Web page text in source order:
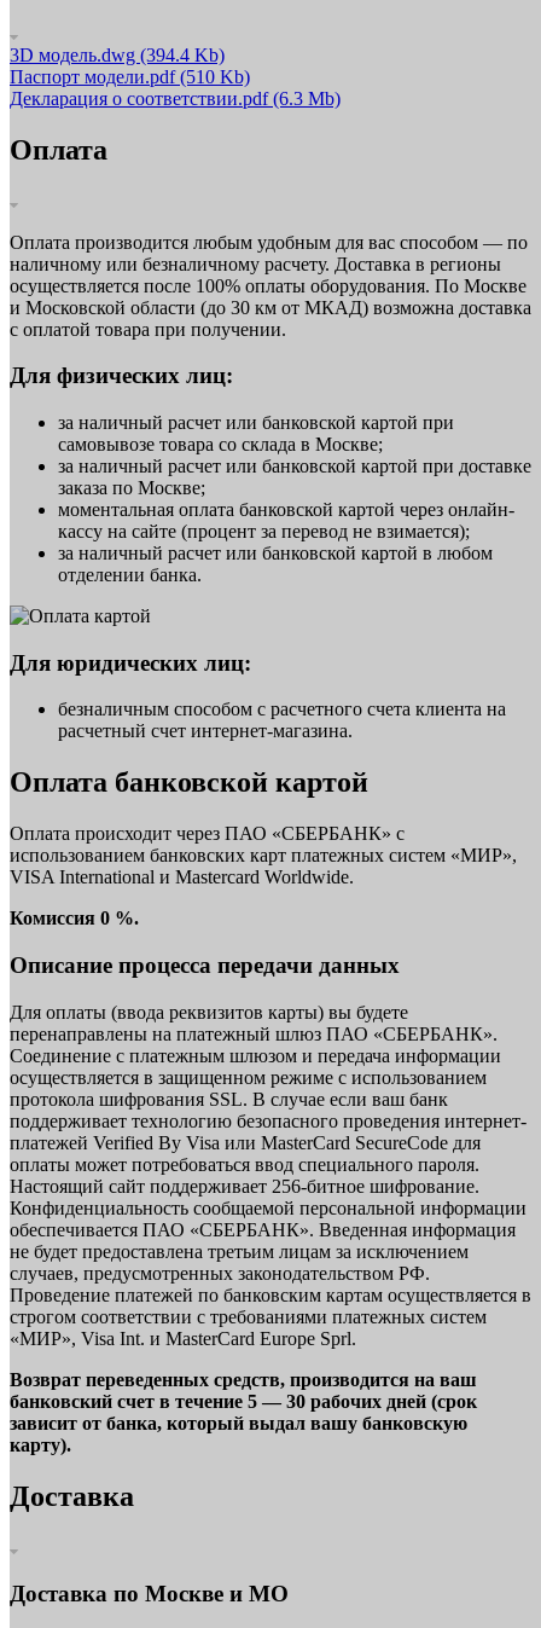
3D модель.dwg (394.4 Kb)
Паспорт модели.pdf(510 Kb)
Декларация о соответствии.pdf(6.3 Mb)
Оплата
Оплата производится любым удобным для вас способом — по
наличному или безналичному расчету. Доставка в регионы
осуществляется после 100% оплаты оборудования. По Москве
и Московской области (до 30 км от МКАД) возможна доставка
с оплатой товара при получении.
Для физических лиц:
за наличный расчет или банковской картой при
самовывозе товара со склада в Москве;
за наличный расчет или банковской картой при доставке
заказа по Москве;
моментальная оплата банковской картой через онлайн-
кассу на сайте (процент за перевод не взимается);
за наличный расчет или банковской картой в любом
отделении банка.
Для юридических лиц:
безналичным способом с расчетного счета клиента на
расчетный счет интернет-магазина.
Оплата банковской картой
Оплата происходит через ПАО «СБЕРБАНК» с
использованием банковских карт платежных систем «МИР»,
VISA International и Mastercard Worldwide.
Комиссия 0 %.
Описание процесса передачи данных
Для оплаты (ввода реквизитов карты) вы будете
перенаправлены на платежный шлюз ПАО «СБЕРБАНК».
Соединение с платежным шлюзом и передача информации
осуществляется в защищенном режиме с использованием
протокола шифрования SSL. В случае если ваш банк
поддерживает технологию безопасного проведения интернет-
платежей Verified By Visa или MasterCard SecureCode для
оплаты может потребоваться ввод специального пароля.
Настоящий сайт поддерживает 256-битное шифрование.
Конфиденциальность сообщаемой персональной информации
обеспечивается ПАО «СБЕРБАНК». Введенная информация
не будет предоставлена третьим лицам за исключением
случаев, предусмотренных законодательством РФ.
Проведение платежей по банковским картам осуществляется в
строгом соответствии с требованиями платежных систем
«МИР», Visa Int. и MasterCard Europe Sprl.
Возврат переведенных средств, производится на ваш
банковский счет в течение 5 — 30 рабочих дней (срок
зависит от банка, который выдал вашу банковскую
карту).
Доставка
Доставка по Москве и МО